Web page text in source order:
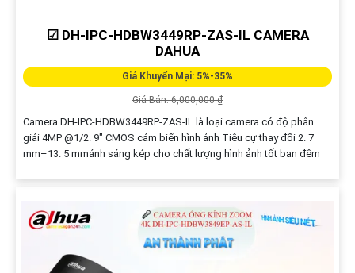
☑ DH-IPC-HDBW3449RP-ZAS-IL CAMERA
DAHUA
Giá Khuyến Mại: 5%-35%
Giá Bán: 6,000,000 ₫
Camera DH-IPC-HDBW3449RP-ZAS-IL là loại camera có độ phân
giải 4MP @1/2. 9" CMOS cảm biến hình ảnh Tiêu cự thay đổi 2. 7
mm–13. 5 mmánh sáng kép cho chất lượng hình ảnh tốt ban đêm